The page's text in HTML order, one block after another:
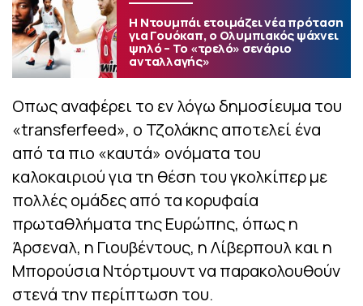
Η Ντουμπάι ετοιμάζει νέα πρόταση
για Γουόκαπ, ο Ολυμπιακός ψάχνει
ψηλό – Το «τρελό» σενάριο
ανταλλαγής»
Οπως αναφέρει το εν λόγω δημοσίευμα του
«transferfeed», ο Τζολάκης αποτελεί ένα
από τα πιο «καυτά» ονόματα του
καλοκαιριού για τη θέση του γκολκίπερ με
πολλές ομάδες από τα κορυφαία
πρωταθλήματα της Ευρώπης, όπως η
Άρσεναλ, η Γιουβέντους, η Λίβερπουλ και η
Μπορούσια Ντόρτμουντ να παρακολουθούν
στενά την περίπτωση του.